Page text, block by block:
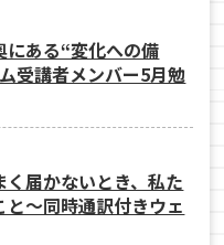
にある“変化への備
受講者メンバー5月勉
届かないとき、私た
〜同時通訳付きウェ